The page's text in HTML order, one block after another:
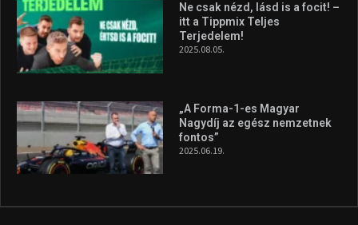
Ne csak nézd, lásd is a focit! –
itt a Tippmix Teljes
Terjedelem!
2025.08.05.
„A Forma-1-es Magyar
Nagydíj az egész nemzetnek
fontos”
2025.06.19.